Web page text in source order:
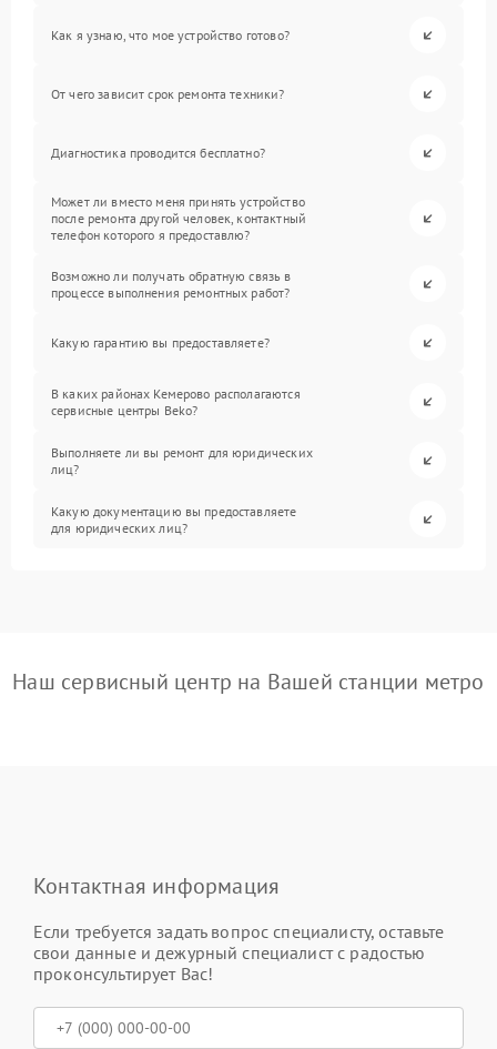
Как я узнаю, что мое устройство готово?
От чего зависит срок ремонта техники?
Диагностика проводится бесплатно?
Может ли вместо меня принять устройство
после ремонта другой человек, контактный
телефон которого я предоставлю?
Возможно ли получать обратную связь в
процессе выполнения ремонтных работ?
Какую гарантию вы предоставляете?
В каких районах Кемерово располагаются
сервисные центры Beko?
Выполняете ли вы ремонт для юридических
лиц?
Какую документацию вы предоставляете
для юридических лиц?
Наш сервисный центр на Вашей станции метро
Контактная информация
Если требуется задать вопрос специалисту, оставьте
свои данные и дежурный специалист с радостью
проконсультирует Вас!